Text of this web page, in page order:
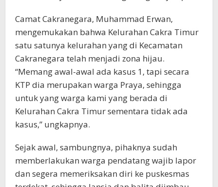
Camat Cakranegara, Muhammad Erwan,
mengemukakan bahwa Kelurahan Cakra Timur
satu satunya kelurahan yang di Kecamatan
Cakranegara telah menjadi zona hijau.
“Memang awal-awal ada kasus 1, tapi secara
KTP dia merupakan warga Praya, sehingga
untuk yang warga kami yang berada di
Kelurahan Cakra Timur sementara tidak ada
kasus,” ungkapnya.
Sejak awal, sambungnya, pihaknya sudah
memberlakukan warga pendatang wajib lapor
dan segera memeriksakan diri ke puskesmas